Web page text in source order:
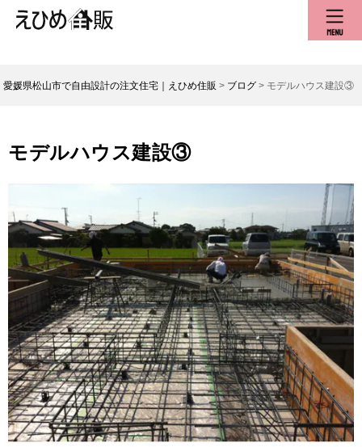
愛媛県松山市で自由設計の注文住宅｜えひめ住販 > ブログ > モデルハウス建設③
モデルハウス建設③